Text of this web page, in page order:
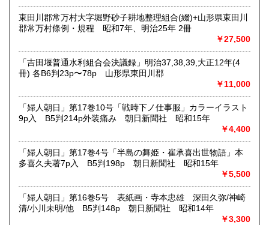
東田川郡常万村大字堀野砂子耕地整理組合(綴)+山形県東田川
郡常万村條例・規程 昭和7年、明治25年 2冊
￥27,500
「吉田堰普通水利組合会決議録」明治37,38,39,大正12年(4
冊) 各B6判23p〜78p 山形県東田川郡
￥11,000
「婦人朝日」第17巻10号「戦時下ノ仕事服」カラーイラスト
9p入 B5判214p外装痛み 朝日新聞社 昭和15年
￥4,400
「婦人朝日」第17巻4号「半島の舞姫・崔承喜出世物語」本
多喜久夫著7p入 B5判198p 朝日新聞社 昭和15年
￥5,500
「婦人朝日」第16巻5号 表紙画・寺本忠雄 深田久弥/神崎
清/小川未明/他 B5判148p 朝日新聞社 昭和14年
￥3,300